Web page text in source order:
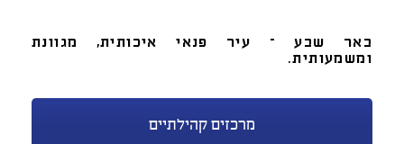
באר שבע – עיר פנאי איכותית, מגוונת
ומשמעותית.
מרכזים קהילתיים